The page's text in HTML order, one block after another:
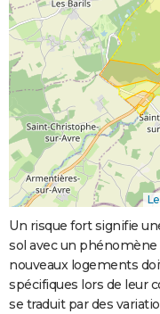
Un risque fort signifie
sol avec un phénomène
nouveaux logements
spécifiques lors de leur
se traduit par des